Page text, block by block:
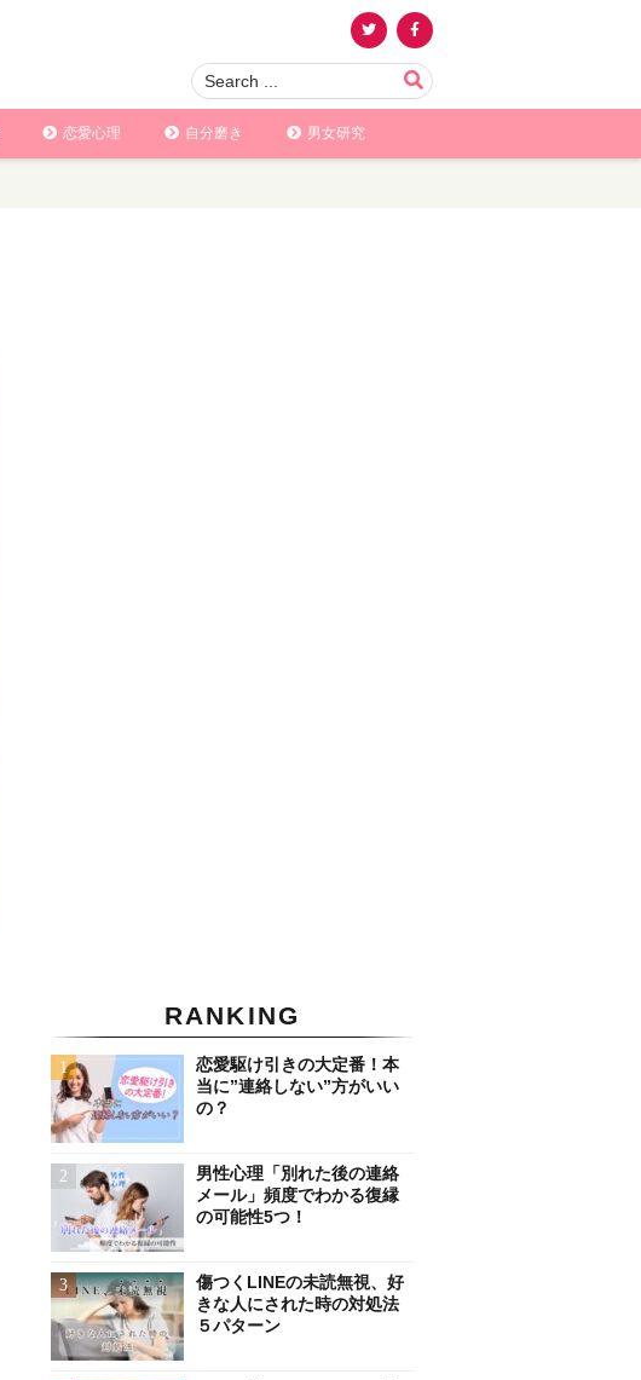
恋愛心理 自分磨き 男女研究
RANKING
恋愛駆け引きの大定番！本
当に”連絡しない”方がいい
の？
男性心理「別れた後の連絡
メール」頻度でわかる復縁
の可能性5つ！
傷つくLINEの未読無視、好
きな人にされた時の対処法
５パターン